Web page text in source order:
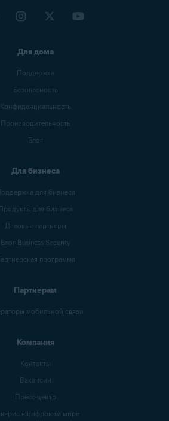
Для дома
Поддержка
Безопасность
Конфиденциальность
Производительность
Блог
Для бизнеса
для бизнеса
для бизнеса
Деловые партнеры
Блог Business Security
программа
Партнерам
мобильной связи
Компания
Контакты
Вакансии
Пресс-центр
в цифровом мире